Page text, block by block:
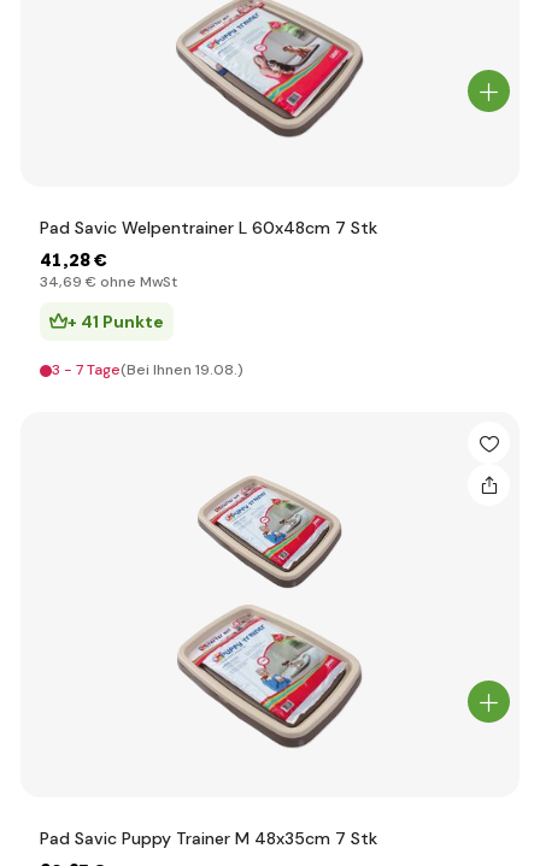
Pad Savic Welpentrainer L 60x48cm 7 Stk
41,28 €
34,69 € ohne MwSt
+ 41 Punkte
3 - 7 Tage(Bei Ihnen 19.08.)
Pad Savic Puppy Trainer M 48x35cm 7 Stk